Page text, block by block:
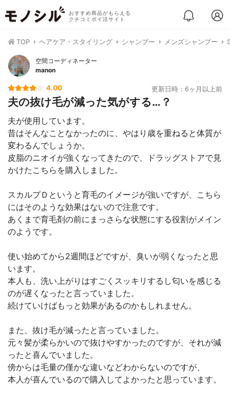
おすすめ商品がもらえる
クチコミポイ活サイト
TOP ヘアケア・スタイリング シャンプー メンズシャンプー
空間コーディネーター
manon
4.00 更新日時：6ヶ月以上前
夫の抜け毛が減った気がする…？
夫が使用しています。
昔はそんなことなかったのに、やはり歳を重ねると体質が
変わるんでしょうか。
皮脂のニオイが強くなってきたので、ドラッグストアで見
かけたこちらを購入しました。
スカルプＤというと育毛のイメージが強いですが、こちら
にはそのような効果はないので注意です。
あくまで育毛剤の前にまっさらな状態にする役割がメイン
のようです。
使い始めてから2週間ほどですが、臭いが弱くなったと思
います。
本人も、洗い上がりはすごくスッキリするし匂いを感じる
のが遅くなったと言っていました。
続けていけばもっと効果があるのかもしれません。
また、抜け毛が減ったと言っていました。
元々髪が柔らかいので抜けやすかったのですが、それが減
ったと喜んでいました。
傍からは毛量の僅かな違いなどわからないのですが、
本人が喜んでいるので購入してよかったと思っています。